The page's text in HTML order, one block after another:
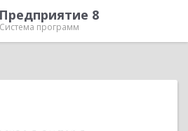
8
Система программ